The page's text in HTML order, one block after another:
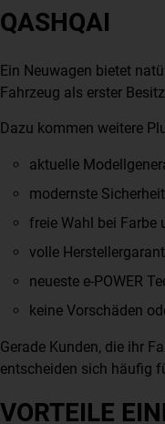
QASHQAI
Ein Neuwagen bietet
Fahrzeug als erster
Dazu kommen weitere
aktuelle
modernste
freie Wahl bei Farbe
volle
neueste e-POWER
keine Vorschäden
Gerade Kunden, die ihr
entscheiden sich häufig
VORTEILE